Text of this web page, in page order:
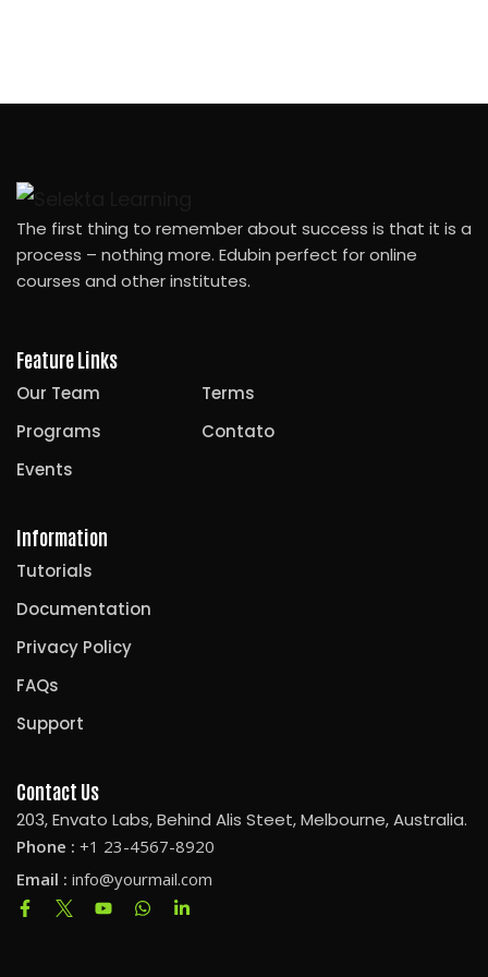
The first thing to remember about success is that it is a
process – nothing more. Edubin perfect for online
courses and other institutes.
Feature Links
Our Team
Terms
Programs
Contato
Events
Information
Tutorials
Documentation
Privacy Policy
FAQs
Support
Contact Us
203, Envato Labs, Behind Alis Steet, Melbourne, Australia.
Phone : +1 23-4567-8920
Email : info@yourmail.com
Entrar